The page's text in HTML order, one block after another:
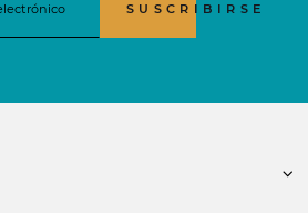
SUSCRIBIRSE